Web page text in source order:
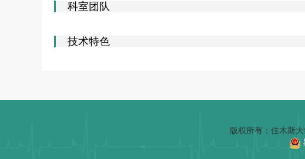
科室团队
技术特色
版权所有：佳木斯